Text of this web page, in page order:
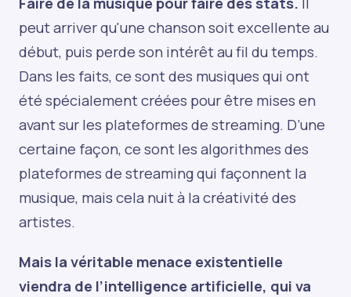
peut arriver qu'une chanson soit excellente au
début, puis perde son intérêt au fil du temps.
Dans les faits, ce sont des musiques qui ont
été spécialement créées pour être mises en
avant sur les plateformes de streaming. D’une
certaine façon, ce sont les algorithmes des
plateformes de streaming qui façonnent la
musique, mais cela nuit à la créativité des
artistes.
Mais la véritable menace existentielle
viendra de l’intelligence artificielle, qui va